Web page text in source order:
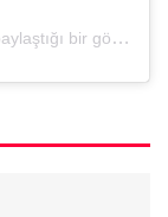
Arnavutköy Haber (@arnavutkoyhaber)’in paylaştığı bir gönderi